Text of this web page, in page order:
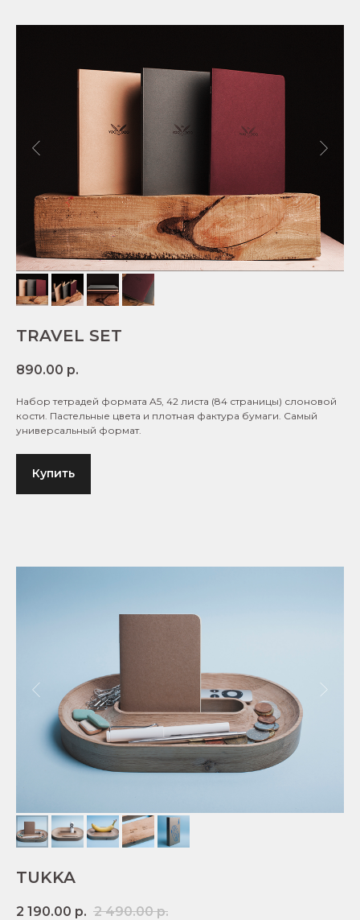
TRAVEL SET
890.00 р.
Набор тетрадей формата A5, 42 листа (84 страницы) слоновой
кости. Пастельные цвета и плотная фактура бумаги. Самый
универсальный формат.
Купить
TUKKA
2 190.00 р. 2 490.00 р.